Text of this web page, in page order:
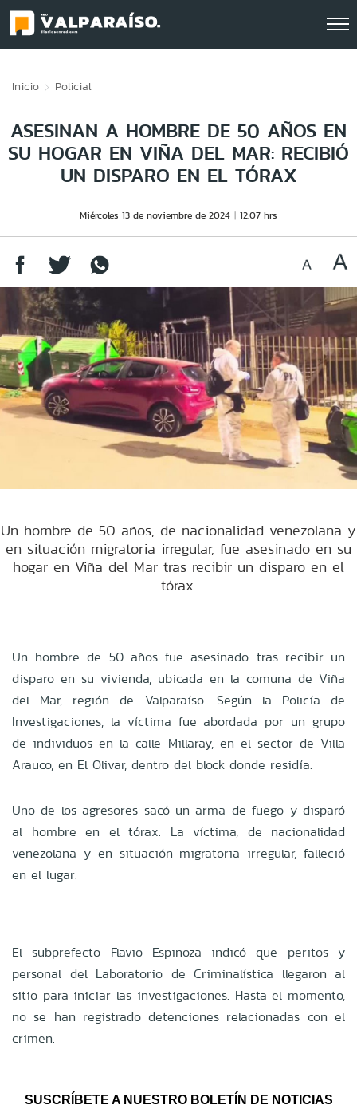
Inicio Policial
ASESINAN A HOMBRE DE 50 AÑOS EN
SU HOGAR EN VIÑA DEL MAR: RECIBIÓ
UN DISPARO EN EL TÓRAX
Miércoles 13 de noviembre de 2024 12:07 hrs
Un hombre de 50 años, de nacionalidad venezolana y
en situación migratoria irregular, fue asesinado en su
hogar en Viña del Mar tras recibir un disparo en el
tórax.
Un hombre de 50 años fue asesinado tras recibir un
disparo en su vivienda, ubicada en la comuna de Viña
del Mar, región de Valparaíso. Según la Policía de
Investigaciones, la víctima fue abordada por un grupo
de individuos en la calle Millaray, en el sector de Villa
Arauco, en El Olivar, dentro del block donde residía.
Uno de los agresores sacó un arma de fuego y disparó
al hombre en el tórax. La víctima, de nacionalidad
venezolana y en situación migratoria irregular, falleció
en el lugar.
El subprefecto Flavio Espinoza indicó que peritos y
personal del Laboratorio de Criminalística llegaron al
sitio para iniciar las investigaciones. Hasta el momento,
no se han registrado detenciones relacionadas con el
crimen.
SUSCRÍBETE A NUESTRO BOLETÍN DE NOTICIAS